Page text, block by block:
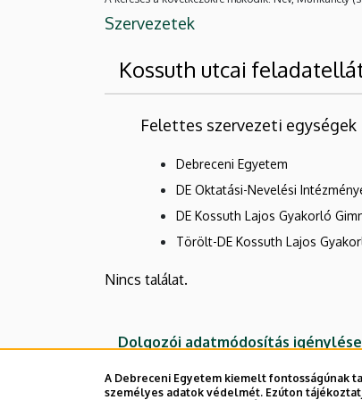
Szervezetek
Kossuth utcai
Felettes szervezeti egységek
Debreceni Egyetem
DE Oktatási-Nevelési
DE Kossuth Lajos Gyakorló
Törölt-DE Kossuth Lajos
Nincs találat.
Dolgozói adatmódosítás
A Debreceni Egyetem kiemelt
személyes adatok védelmét. Ezúton